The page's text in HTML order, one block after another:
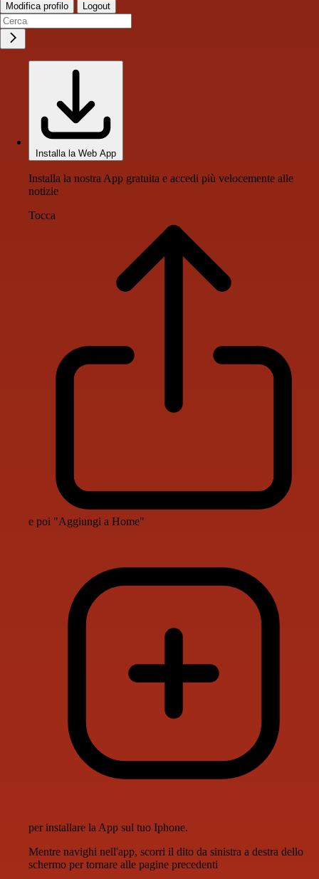
Modifica profilo Logout
Installa la Web App
Installa la nostra App gratuita e accedi più velocemente alle
notizie
Tocca
e poi "Aggiungi a Home"
per installare la App sul tuo Iphone.
Mentre navighi nell'app, scorri il dito da sinistra a destra dello
schermo per tornare alle pagine precedenti